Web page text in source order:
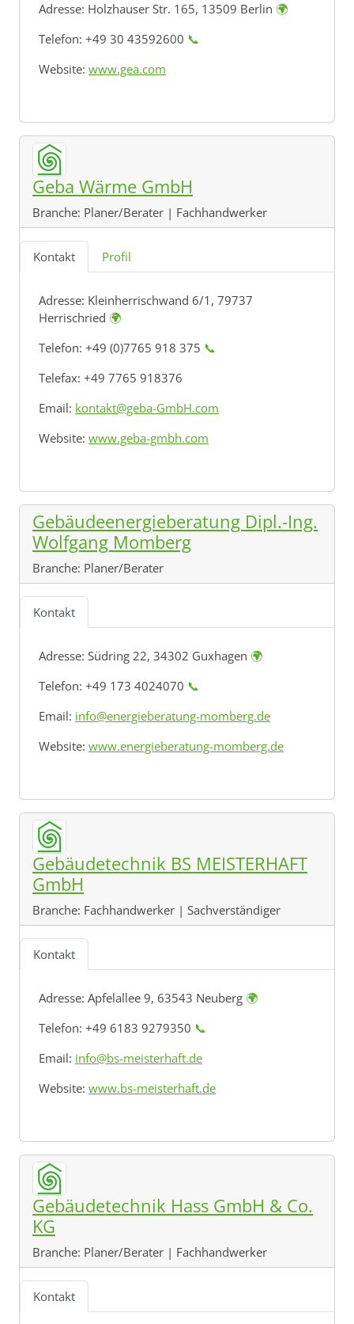
Adresse: Holzhauser Str. 165, 13509 Berlin 🌍
Telefon: +49 30 43592600 📞
Website: www.gea.com
Geba Wärme GmbH
Branche: Planer/Berater | Fachhandwerker
Kontakt Profil
Adresse: Kleinherrischwand 6/1, 79737
Herrischried 🌍
Telefon: +49 (0)7765 918 375 📞
Telefax: +49 7765 918376
Email: kontakt@geba-GmbH.com
Website: www.geba-gmbh.com
Gebäudeenergieberatung Dipl.-Ing.
Wolfgang Momberg
Branche: Planer/Berater
Kontakt
Adresse: Südring 22, 34302 Guxhagen 🌍
Telefon: +49 173 4024070 📞
Email: info@energieberatung-momberg.de
Website: www.energieberatung-momberg.de
Gebäudetechnik BS MEISTERHAFT
GmbH
Branche: Fachhandwerker | Sachverständiger
Kontakt
Adresse: Apfelallee 9, 63543 Neuberg 🌍
Telefon: +49 6183 9279350 📞
Email: info@bs-meisterhaft.de
Website: www.bs-meisterhaft.de
Gebäudetechnik Hass GmbH & Co.
KG
Branche: Planer/Berater | Fachhandwerker
Kontakt